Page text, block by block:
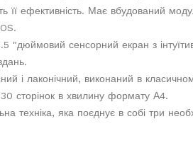
її ефективність. Має вбудований
"дюймовий сенсорний екран з
і лаконічний, виконаний в
сторінок в хвилину формату А4.
техніка, яка поєднує в собі три